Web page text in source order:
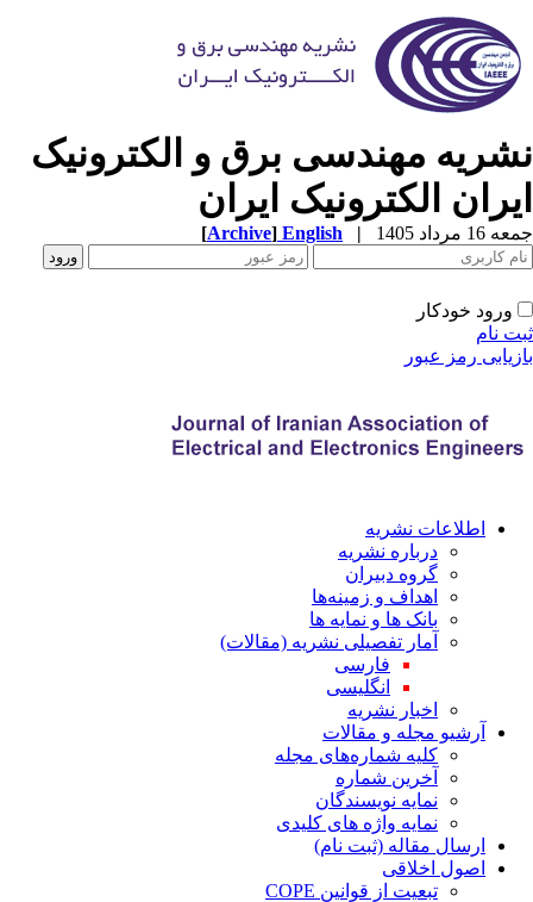
مهندسی برق و الکترونیک
الکترونیک ایران
مرداد 1405 |
English
[Archive]
ورود خودکار
نام
رمز عبور
اطلاعات نشریه
درباره نشریه
گروه دبیران
اهداف و زمینه‌ها
بانک ها و نمایه ها
آمار تفصیلی نشریه (مقالات)
فارسی
انگلیسی
اخبار نشریه
آرشیو مجله و مقالات
کلیه شماره‌های مجله
آخرین شماره
نمایه نویسندگان
نمایه واژه های کلیدی
ارسال مقاله (ثبت نام)
اصول اخلاقی
تبعیت از قوانین COPE